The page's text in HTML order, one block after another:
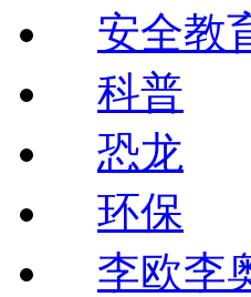
安全教
科普
恐龙
环保
李欧李